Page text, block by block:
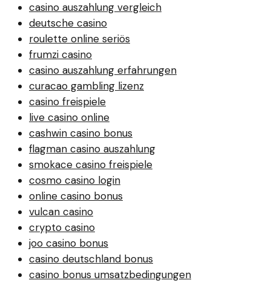
casino auszahlung vergleich
deutsche casino
roulette online seriös
frumzi casino
casino auszahlung erfahrungen
curacao gambling lizenz
casino freispiele
live casino online
cashwin casino bonus
flagman casino auszahlung
smokace casino freispiele
cosmo casino login
online casino bonus
vulcan casino
crypto casino
joo casino bonus
casino deutschland bonus
casino bonus umsatzbedingungen